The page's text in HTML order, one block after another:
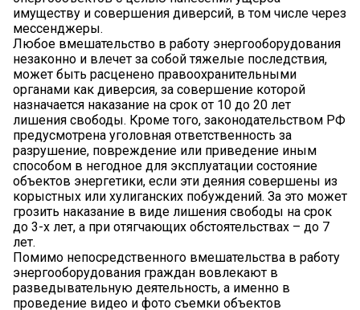
имуществу и совершения диверсий, в том числе через
мессенджеры.
Любое вмешательство в работу энергооборудования
незаконно и влечет за собой тяжелые последствия,
может быть расценено правоохранительными
органами как диверсия, за совершение которой
назначается наказание на срок от 10 до 20 лет
лишения свободы.️ Кроме того, законодательством РФ
предусмотрена уголовная ответственность за
разрушение, повреждение или приведение иным
способом в негодное для эксплуатации состояние
объектов энергетики, если эти деяния совершены из
корыстных или хулиганских побуждений. За это может
грозить наказание в виде лишения свободы на срок
до 3-х лет, а при отягчающих обстоятельствах – до 7
лет.
Помимо непосредственного вмешательства в работу
энергооборудования граждан вовлекают в
разведывательную деятельность, а именно в
проведение видео и фото съемки объектов